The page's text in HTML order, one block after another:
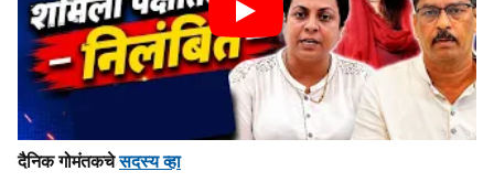
दैनिक गोमंतकचेसदस्य व्हा